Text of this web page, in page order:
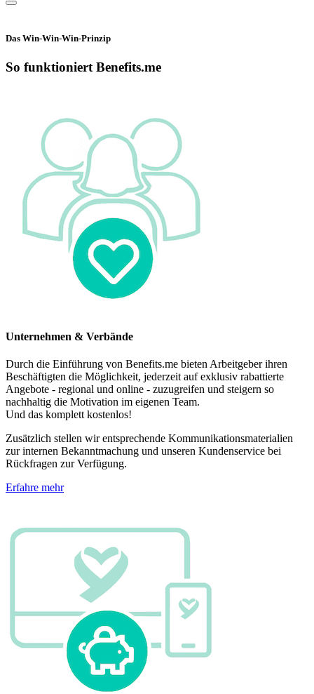
Das Win-Win-Win-Prinzip
So funktioniert Benefits.me
Unternehmen & Verbände
Durch die Einführung von Benefits.me bieten Arbeitgeber ihren
Beschäftigten die Möglichkeit, jederzeit auf exklusiv rabattierte
Angebote - regional und online - zuzugreifen und steigern so
nachhaltig die Motivation im eigenen Team.
Und das komplett kostenlos!
Zusätzlich stellen wir entsprechende Kommunikationsmaterialien
zur internen Bekanntmachung und unseren Kundenservice bei
Rückfragen zur Verfügung.
Erfahre mehr